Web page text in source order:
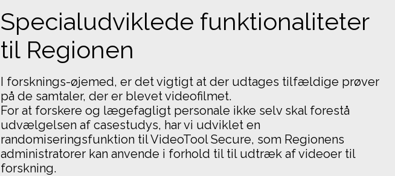
Specialudviklede funktionaliteter
til Regionen
I forsknings-øjemed, er det vigtigt at der udtages tilfældige prøver
på de samtaler, der er blevet videofilmet.
For at forskere og lægefagligt personale ikke selv skal forestå
udvælgelsen af casestudys, har vi udviklet en
randomiseringsfunktion til VideoTool Secure, som Regionens
administratorer kan anvende i forhold til til udtræk af videoer til
forskning.